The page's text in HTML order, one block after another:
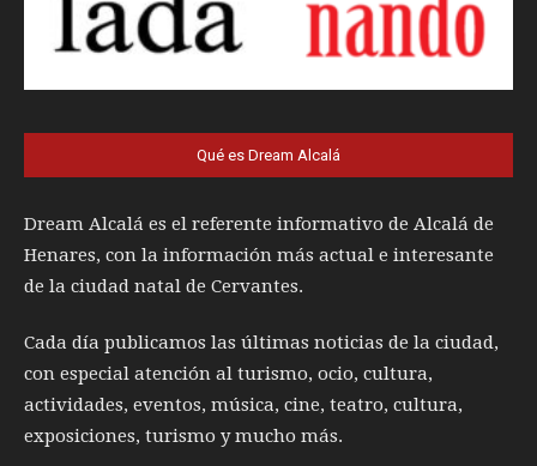
Qué es Dream Alcalá
Dream Alcalá es el referente informativo de Alcalá de
Henares, con la información más actual e interesante
de la ciudad natal de Cervantes.
Cada día publicamos las últimas noticias de la ciudad,
con especial atención al turismo, ocio, cultura,
actividades, eventos, música, cine, teatro, cultura,
exposiciones, turismo y mucho más.